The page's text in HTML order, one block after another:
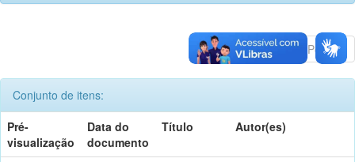
Anterior 1 Póximo
Conjunto de itens:
Pré-
visualização
Data do
documento
Título Autor(es)